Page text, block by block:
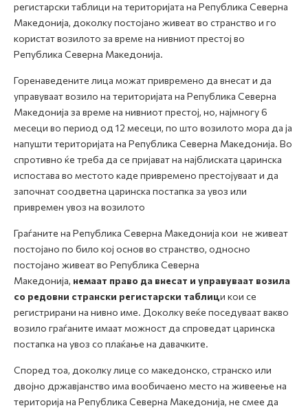
регистарски таблици на територијата на Република Северна
Македонија, доколку постојано живеат во странство и го
користат возилото за време на нивниот престој во
Република Северна Македонија.
Горенаведените лица можат привремено да внесат и да
управуваат возило на територијата на Република Северна
Македонија за време на нивниот престој, но, најмногу 6
месеци во период од 12 месеци, по што возилото мора да ја
напушти територијата на Република Северна Македонија. Во
спротивно ќе треба да се пријават на најблиската царинска
испостава во местото каде привремено престојуваат и да
започнат соодветна царинска постапка за увоз или
привремен увоз на возилото
Граѓаните на Република Северна Македонија кои не живеат
постојано по било кој основ во странство, односно
постојано живеат во Република Северна
Македонија, немаат право да внесат и управуваат возила
со редовни странски регистарски таблици кои се
регистрирани на нивно име. Доколку веќе поседуваат вакво
возило граѓаните имаат можност да спроведат царинска
постапка на увоз со плаќање на давачките.
Според тоа, доколку лице со македонско, странско или
двојно државјанство има вообичаено место на живеење на
територија на Република Северна Македонија, не смее да